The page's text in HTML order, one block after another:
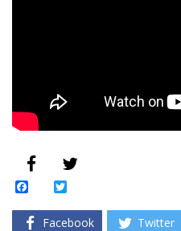
Facebook
Facebook Twitter